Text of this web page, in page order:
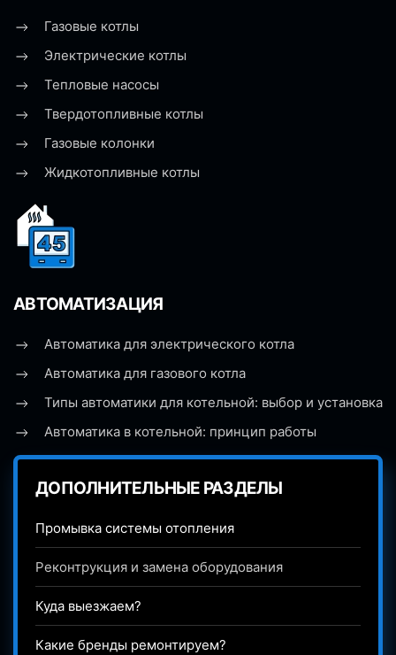
Газовые котлы
Электрические котлы
Тепловые насосы
Твердотопливные котлы
Газовые колонки
Жидкотопливные котлы
АВТОМАТИЗАЦИЯ
Автоматика для электрического котла
Автоматика для газового котла
Типы автоматики для котельной: выбор и установка
Автоматика в котельной: принцип работы
ДОПОЛНИТЕЛЬНЫЕ РАЗДЕЛЫ
Промывка системы отопления
Реконтрукция и замена оборудования
Куда выезжаем?
Какие бренды ремонтируем?